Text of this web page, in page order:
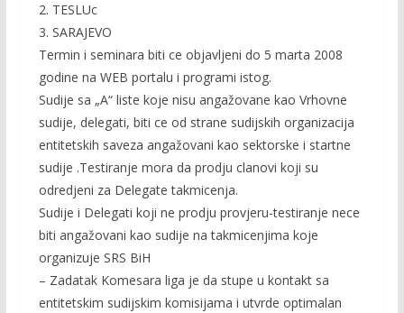
2. TESLUc
3. SARAJEVO
Termin i seminara biti ce objavljeni do 5 marta 2008
godine na WEB portalu i programi istog.
Sudije sa „A“ liste koje nisu angažovane kao Vrhovne
sudije, delegati, biti ce od strane sudijskih organizacija
entitetskih saveza angažovani kao sektorske i startne
sudije .Testiranje mora da prodju clanovi koji su
odredjeni za Delegate takmicenja.
Sudije i Delegati koji ne prodju provjeru-testiranje nece
biti angažovani kao sudije na takmicenjima koje
organizuje SRS BiH
– Zadatak Komesara liga je da stupe u kontakt sa
entitetskim sudijskim komisijama i utvrde optimalan